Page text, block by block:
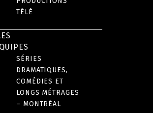
TÉLÉ
SÉRIES
DRAMATIQUES,
COMÉDIES ET
LONGS MÉTRAGES
– MONTRÉAL